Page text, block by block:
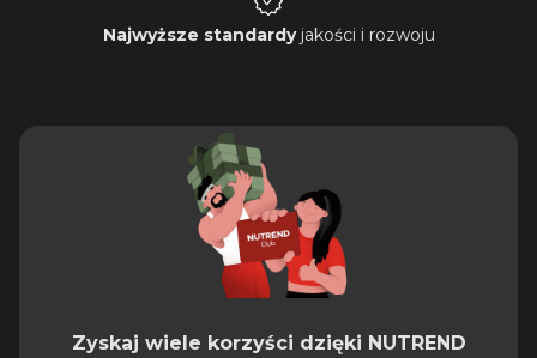
Najwyższe standardyjakości i rozwoju
Zyskaj wiele korzyści dzięki NUTREND